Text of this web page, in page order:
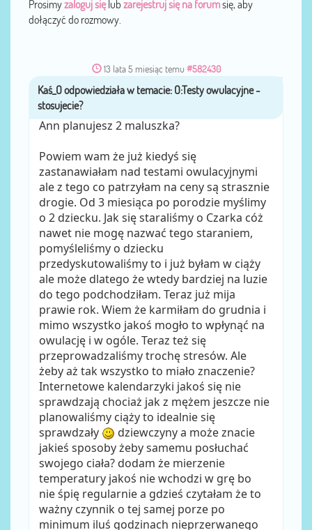
Prosimyzaloguj sięlub zarejestruj się na forumsię, aby
dołączyć do rozmowy.
13 lata 5 miesiąc temu #582430
przezKaś_O
Ann planujesz 2 maluszka?
Powiem wam że już kiedyś się
zastanawiałam nad testami owulacyjnymi
ale z tego co patrzyłam na ceny są strasznie
drogie. Od 3 miesiąca po porodzie myślimy
o 2 dziecku. Jak się staraliśmy o Czarka cóż
nawet nie mogę nazwać tego staraniem,
pomyśleliśmy o dziecku
przedyskutowaliśmy to i już byłam w ciąży
ale może dlatego że wtedy bardziej na luzie
do tego podchodziłam. Teraz już mija
prawie rok. Wiem że karmiłam do grudnia i
mimo wszystko jakoś mogło to wpłynąć na
owulację i w ogóle. Teraz też się
przeprowadzaliśmy trochę stresów. Ale
żeby aż tak wszystko to miało znaczenie?
Internetowe kalendarzyki jakoś się nie
sprawdzają chociaż jak z mężem jeszcze nie
planowaliśmy ciąży to idealnie się
sprawdzały
dziewczyny a może znacie
jakieś sposoby żeby samemu posłuchać
swojego ciała? dodam że mierzenie
temperatury jakoś nie wchodzi w grę bo
nie śpię regularnie a gdzieś czytałam że to
ważny czynnik o tej samej porze po
minimum iluś godzinach nieprzerwanego